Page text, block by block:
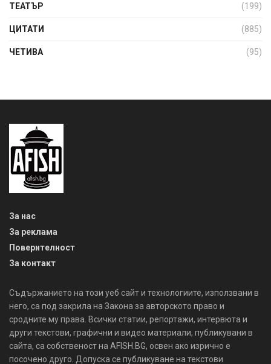
ТЕАТЪР (199)
ЦИТАТИ (885)
ЧЕТИВА (95)
За нас
За реклама
Поверителност
За контакт
Съдържанието на този уеб сайт и технологиите, използвани в
него, са под закрила на Закона за авторското право и
сродните му права. Всички статии, репортажи, интервюта и
други текстови, графични и видео материали, публикувани в
сайта, са собственост на AFISH.BG, освен ако изрично е
посочено друго. Допуска се публикуване на текстови